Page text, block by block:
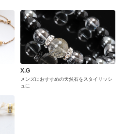
X.G
メンズにおすすめの天然石をスタイリッシ
ュに